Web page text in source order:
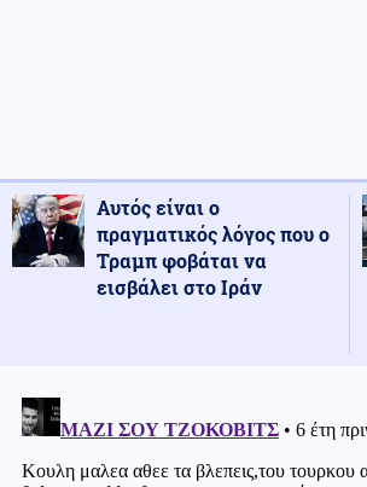
Αυτός είναι ο
πραγματικός λόγος που ο
Τραμπ φοβάται να
εισβάλει στο Ιράν